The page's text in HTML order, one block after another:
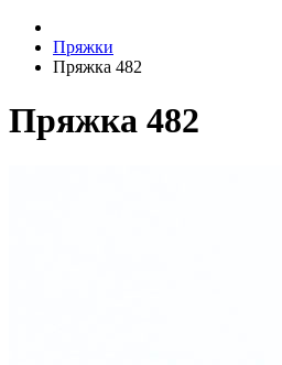
Пряжки
Пряжка 482
Пряжка 482